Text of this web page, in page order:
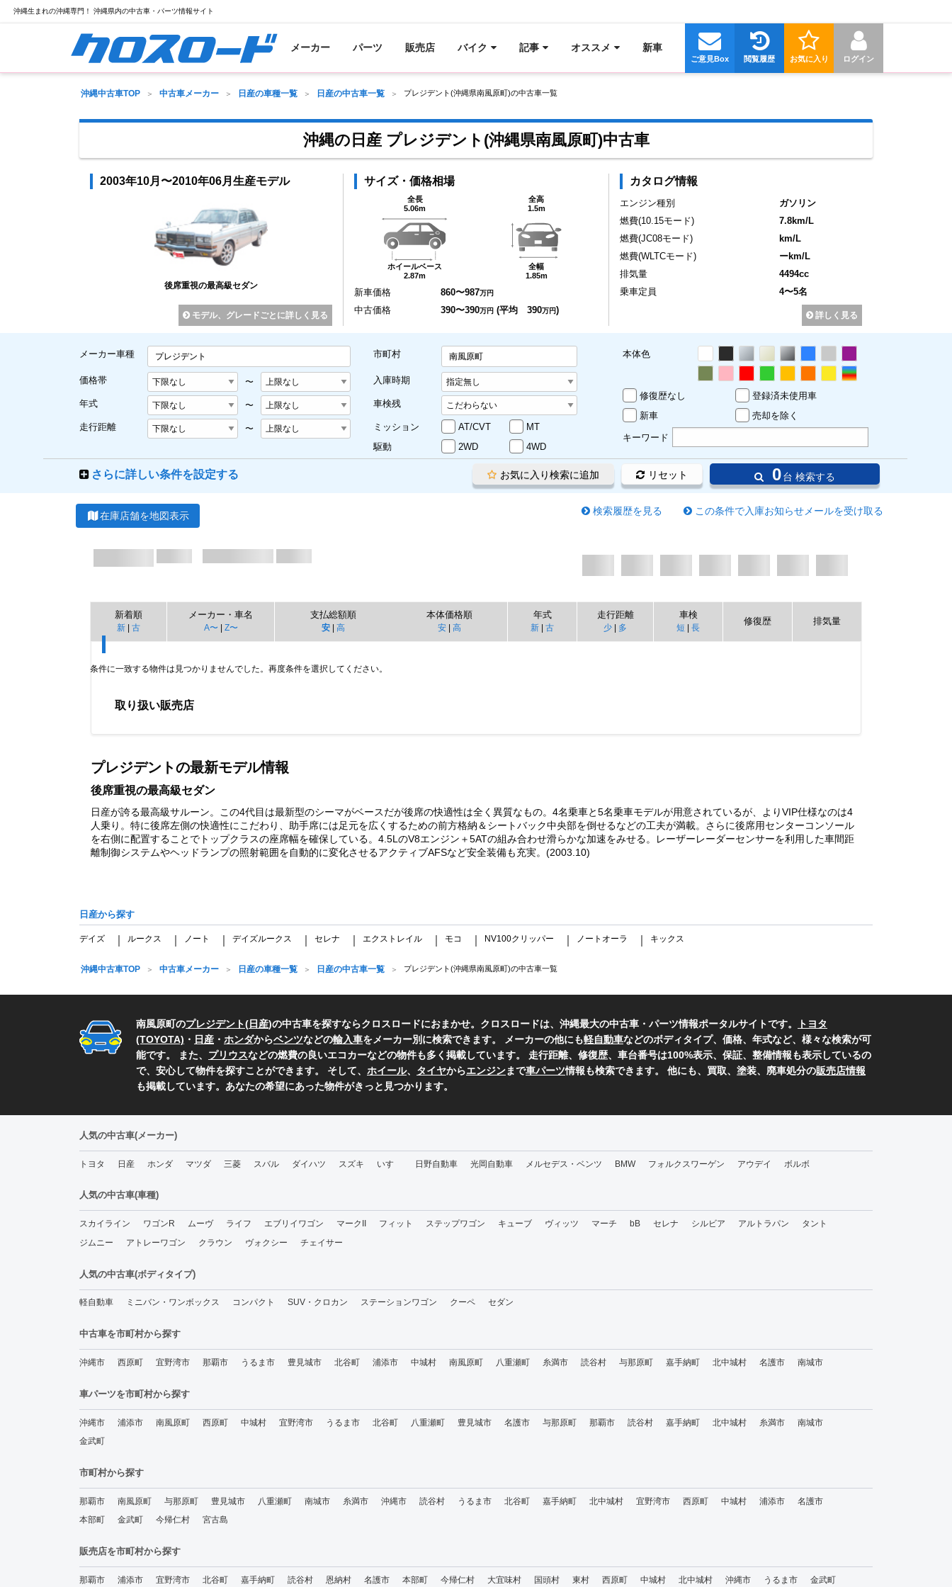
沖縄生まれの沖縄専門！ 沖縄県内の中古車・パーツ情報サイト
メーカー パーツ 販売店 バイク 記事 オススメ 新車
ログイン
お気に入り
閲覧履歴
ご意見Box
沖縄中古車TOP 中古車メーカー 日産の車種一覧 日産の中古車一覧 プレジデント(沖縄県南風原町)の中古車一覧
沖縄の日産 プレジデント(沖縄県南風原町)中古車
2003年10月〜2010年06月生産モデル
後席重視の最高級セダン
モデル、グレードごとに詳しく見る
サイズ・価格相場
全長
5.06m
ホイールベース
2.87m
全高
1.5m
全幅
1.85m
新車価格 860〜987万円
中古価格 390〜390万円 (平均 390万円)
カタログ情報
エンジン種別
ガソリン
燃費(10.15モード)
7.8km/L
燃費(JC08モード)
km/L
燃費(WLTCモード)
ーkm/L
排気量
4494cc
乗車定員
4〜5名
詳しく見る
メーカー車種 プレジデント
価格帯 〜
年式 〜
走行距離 〜
市町村 南風原町
入庫時期
車検残
ミッション AT/CVT
MT
駆動
2WD 4WD
本体色
修復歴なし
登録済未使用車
新車
売却を除く
キーワード
さらに詳しい条件を設定する 0台 検索する
リセット
お気に入り検索に追加
在庫店舗を地図表示 この条件で入庫お知らせメールを受け取る
検索履歴を見る
新着順
新 | 古
メーカー・車名
A〜| Z〜
支払総額順
安| 高
本体価格順
安| 高
年式
新 | 古
走行距離
少 | 多
車検
短 | 長
修復歴 排気量
条件に一致する物件は見つかりませんでした。再度条件を選択してください。
取り扱い販売店
プレジデントの最新モデル情報
後席重視の最高級セダン
日産が誇る最高級サルーン。この4代目は最新型のシーマがベースだが後席の快適性は全く異質なもの。4名乗車と5名乗車モデルが用意されているが、よりVIP仕様なのは4
人乗り。特に後席左側の快適性にこだわり、助手席には足元を広くするための前方格納＆シートバック中央部を倒せるなどの工夫が満載。さらに後席用センターコンソール
を右側に配置することでトップクラスの座席幅を確保している。4.5LのV8エンジン＋5ATの組み合わせ滑らかな加速をみせる。レーザーレーダーセンサーを利用した車間距
離制御システムやヘッドランプの照射範囲を自動的に変化させるアクティブAFSなど安全装備も充実。(2003.10)
日産から探す
デイズ ルークス ノート デイズルークス セレナ エクストレイル モコ NV100クリッパー ノートオーラ キックス
沖縄中古車TOP 中古車メーカー 日産の車種一覧 日産の中古車一覧 プレジデント(沖縄県南風原町)の中古車一覧
南風原町のプレジデント(日産)の中古車を探すならクロスロードにおまかせ。クロスロードは、沖縄最大の中古車・パーツ情報ポータルサイトです。
トヨタ
(TOYOTA) ・ 日産 ・ ホンダからベンツなどの輸入車をメーカー別に検索できます。 メーカーの他にも軽自動車などのボディタイプ、価格、年式など、様々な検索が可
能です。 また、 プリウスなどの燃費の良いエコカーなどの物件も多く掲載しています。 走行距離、修復歴、車台番号は100%表示、保証、整備情報も表示しているの
で、安心して物件を探すことができます。 そして、 ホイール、 タイヤからエンジンまで車パーツ情報も検索できます。 他にも、買取、塗装、廃車処分の販売店情報
も掲載しています。あなたの希望にあった物件がきっと見つかります。
人気の中古車(メーカー)
トヨタ 日産 ホンダ マツダ 三菱 スバル ダイハツ スズキ いすゞ 日野自動車 光岡自動車 メルセデス・ベンツ BMW フォルクスワーゲン アウデイ ボルボ
人気の中古車(車種)
スカイライン ワゴンR ムーヴ ライフ エブリイワゴン マークII フィット ステップワゴン キューブ ヴィッツ マーチ bB セレナ シルビア アルトラパン
タント
ジムニー
アトレーワゴン クラウン ヴォクシー チェイサー
人気の中古車(ボディタイプ)
軽自動車 ミニバン・ワンボックス コンパクト SUV・クロカン ステーションワゴン クーペ セダン
中古車を市町村から探す
沖縄市 西原町 宜野湾市 那覇市 うるま市 豊見城市 北谷町 浦添市 中城村 南風原町 八重瀬町 糸満市 読谷村 与那原町 嘉手納町 北中城村 名護市 南城市
車パーツを市町村から探す
沖縄市 浦添市 南風原町 西原町 中城村 宜野湾市 うるま市 北谷町 八重瀬町 豊見城市 名護市 与那原町 那覇市 読谷村 嘉手納町 北中城村 糸満市
南城市
金武町
市町村から探す
那覇市 南風原町 与那原町 豊見城市 八重瀬町 南城市 糸満市 沖縄市 読谷村 うるま市 北谷町 嘉手納町 北中城村 宜野湾市 西原町 中城村 浦添市
名護市
本部町
金武町 今帰仁村 宮古島
販売店を市町村から探す
那覇市 浦添市 宜野湾市 北谷町 嘉手納町 読谷村 恩納村 名護市 本部町 今帰仁村 大宜味村 国頭村 東村 西原町 中城村 北中城村 沖縄市 うるま市 金武町